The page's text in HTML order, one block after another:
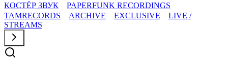
КОСТЁР ЗВУК
PAPERFUNK RECORDINGS
TAMRECORDS
ARCHIVE EXCLUSIVE
LIVE /
STREAMS